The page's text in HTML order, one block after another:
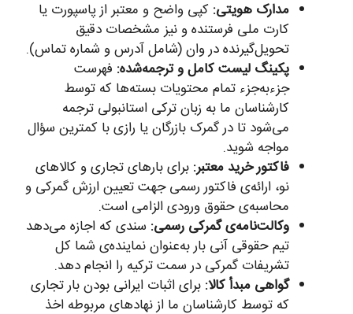
مدارک هویتی: کپی واضح و معتبر از پاسپورت یا
کارت ملی فرستنده و نیز مشخصات دقیق
تحویل‌گیرنده در وان (شامل آدرس و شماره تماس).
پکینگ لیست کامل و ترجمه‌شده: فهرست
جزء‌به‌جزء تمام محتویات بسته‌ها که توسط
کارشناسان ما به زبان ترکی استانبولی ترجمه
می‌شود تا در گمرک بازرگان یا رازی با کمترین سؤال
مواجه شوید.
فاکتور خرید معتبر: برای بارهای تجاری و کالاهای
نو، ارائه‌ی فاکتور رسمی جهت تعیین ارزش گمرکی و
محاسبه‌ی حقوق ورودی الزامی است.
وکالت‌نامه‌ی گمرکی رسمی: سندی که اجازه می‌دهد
تیم حقوقی آنی بار به‌عنوان نماینده‌ی شما کل
تشریفات گمرکی در سمت ترکیه را انجام دهد.
گواهی مبدأ کالا: برای اثبات ایرانی بودن بار تجاری
که توسط کارشناسان ما از نهادهای مربوطه اخذ